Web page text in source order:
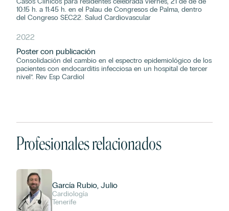
10:15 h. a 11:45 h. en el Palau de Congresos de Palma, dentro
del Congreso SEC22. Salud Cardiovascular
2022
Poster con publicación
Consolidación del cambio en el espectro epidemiológico de los
pacientes con endocarditis infecciosa en un hospital de tercer
nivel”. Rev Esp Cardiol
Profesionales relacionados
García Rubio, Julio
Cardiología
Tenerife